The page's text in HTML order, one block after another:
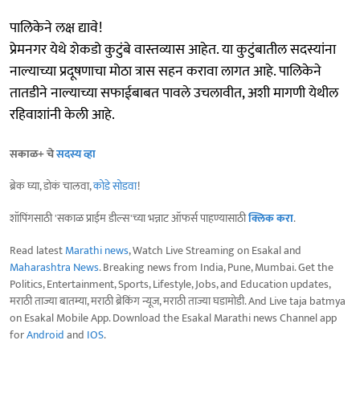
पालिकेने लक्ष द्यावे!
प्रेमनगर येथे शेकडो कुटुंबे वास्तव्यास आहेत. या कुटुंबातील सदस्यांना
नाल्याच्या प्रदूषणाचा मोठा त्रास सहन करावा लागत आहे. पालिकेने
तातडीने नाल्याच्या सफाईबाबत पावले उचलावीत, अशी मागणी येथील
रहिवाशांनी केली आहे.
सकाळ+ चेसदस्य व्हा
ब्रेक घ्या, डोकं चालवा,कोडे सोडवा!
शॉपिंगसाठी 'सकाळ प्राईम डील्स'च्या भन्नाट ऑफर्स पाहण्यासाठीक्लिक करा.
Read latestMarathi news, Watch Live Streaming on Esakal and
Maharashtra News. Breaking news from India, Pune, Mumbai. Get the
Politics, Entertainment, Sports, Lifestyle, Jobs, and Education updates,
मराठी ताज्या बातम्या, मराठी ब्रेकिंग न्यूज, मराठी ताज्या घडामोडी. And Live taja batmya
on Esakal Mobile App. Download the Esakal Marathi news Channel app
forAndroidand IOS.